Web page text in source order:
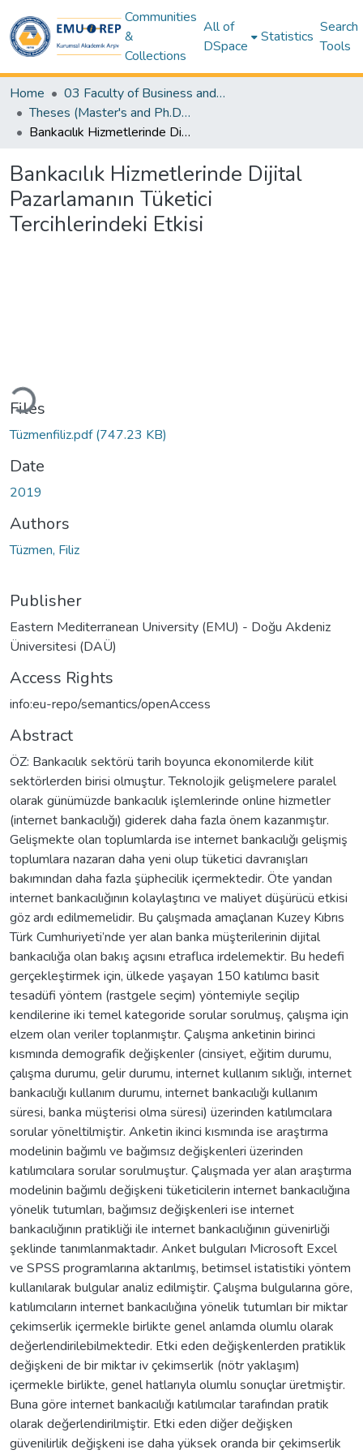
Communities
&
Collections
All of
DSpace
Statistics
Search
Tools
Home
03 Faculty of Business and Economics
Theses (Master's and Ph.D) – Business and Economics
Bankacılık Hizmetlerinde Dijital Pazarlamanın Tüketici Tercihlerindeki Etkisi
Bankacılık Hizmetlerinde Dijital
Pazarlamanın Tüketici
Tercihlerindeki Etkisi
Loading...
Files
Tüzmenfiliz.pdf(747.23 KB)
Date
2019
Authors
Tüzmen, Filiz
Publisher
Eastern Mediterranean University (EMU) - Doğu Akdeniz
Üniversitesi (DAÜ)
Access Rights
info:eu-repo/semantics/openAccess
Abstract
ÖZ: Bankacılık sektörü tarih boyunca ekonomilerde kilit
sektörlerden birisi olmuştur. Teknolojik gelişmelere paralel
olarak günümüzde bankacılık işlemlerinde online hizmetler
(internet bankacılığı) giderek daha fazla önem kazanmıştır.
Gelişmekte olan toplumlarda ise internet bankacılığı gelişmiş
toplumlara nazaran daha yeni olup tüketici davranışları
bakımından daha fazla şüphecilik içermektedir. Öte yandan
internet bankacılığının kolaylaştırıcı ve maliyet düşürücü etkisi
göz ardı edilmemelidir. Bu çalışmada amaçlanan Kuzey Kıbrıs
Türk Cumhuriyeti’nde yer alan banka müşterilerinin dijital
bankacılığa olan bakış açısını etraflıca irdelemektir. Bu hedefi
gerçekleştirmek için, ülkede yaşayan 150 katılımcı basit
tesadüfi yöntem (rastgele seçim) yöntemiyle seçilip
kendilerine iki temel kategoride sorular sorulmuş, çalışma için
elzem olan veriler toplanmıştır. Çalışma anketinin birinci
kısmında demografik değişkenler (cinsiyet, eğitim durumu,
çalışma durumu, gelir durumu, internet kullanım sıklığı, internet
bankacılığı kullanım durumu, internet bankacılığı kullanım
süresi, banka müşterisi olma süresi) üzerinden katılımcılara
sorular yöneltilmiştir. Anketin ikinci kısmında ise araştırma
modelinin bağımlı ve bağımsız değişkenleri üzerinden
katılımcılara sorular sorulmuştur. Çalışmada yer alan araştırma
modelinin bağımlı değişkeni tüketicilerin internet bankacılığına
yönelik tutumları, bağımsız değişkenleri ise internet
bankacılığının pratikliği ile internet bankacılığının güvenirliği
şeklinde tanımlanmaktadır. Anket bulguları Microsoft Excel
ve SPSS programlarına aktarılmış, betimsel istatistiki yöntem
kullanılarak bulgular analiz edilmiştir. Çalışma bulgularına göre,
katılımcıların internet bankacılığına yönelik tutumları bir miktar
çekimserlik içermekle birlikte genel anlamda olumlu olarak
değerlendirilebilmektedir. Etki eden değişkenlerden pratiklik
değişkeni de bir miktar iv çekimserlik (nötr yaklaşım)
içermekle birlikte, genel hatlarıyla olumlu sonuçlar üretmiştir.
Buna göre internet bankacılığı katılımcılar tarafından pratik
olarak değerlendirilmiştir. Etki eden diğer değişken
güvenilirlik değişkeni ise daha yüksek oranda bir çekimserlik